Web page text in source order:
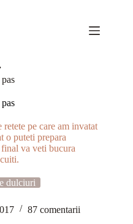
pe care am invatat
o puteti prepara
va veti bucura
dulciuri
87 comentarii